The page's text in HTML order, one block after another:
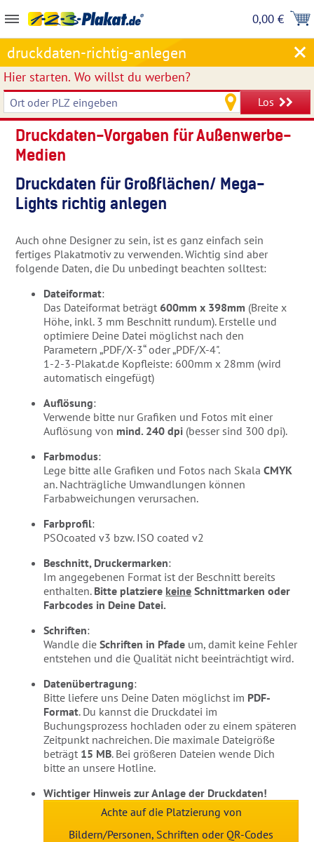
0,00 €
druckdaten-richtig-anlegen
Hier starten. Wo willst du werben?
Los
Druckdaten-Vorgaben für Außenwerbe-
Medien
Druckdaten für Großflächen/ Mega-
Lights richtig anlegen
Auch ohne Designer zu sein, ist es ganz einfach sein
fertiges Plakatmotiv zu verwenden. Wichtig sind aber
folgende Daten, die Du unbedingt beachten solltest:
Dateiformat:
Das Dateiformat beträgt 600mm x 398mm (Breite x
Höhe, inkl. 3 mm Beschnitt rundum). Erstelle und
optimiere Deine Datei möglichst nach den
Parametern „PDF/X-3“ oder „PDF/X-4".
1-2-3-Plakat.de Kopfleiste: 600mm x 28mm (wird
automatisch eingefügt)
Auflösung:
Verwende bitte nur Grafiken und Fotos mit einer
Auflösung von mind. 240 dpi (besser sind 300 dpi).
Farbmodus:
Lege bitte alle Grafiken und Fotos nach SkalaCMYK
an. Nachträgliche Umwandlungen können
Farbabweichungen verursachen.
Farbprofil:
PSOcoated v3 bzw. ISO coated v2
Beschnitt, Druckermarken:
Im angegebenen Format ist der Beschnitt bereits
enthalten. Bitte platziere keine Schnittmarken oder
Farbcodes in Deine Datei.
Schriften:
Wandle dieSchriften in Pfade um, damit keine Fehler
entstehen und die Qualität nicht beeinträchtigt wird.
Datenübertragung:
Bitte liefere uns Deine Daten möglichst im PDF-
Format. Du kannst die Druckdatei im
Buchungsprozess hochladen oder zu einem späteren
Zeitpunkt nachreichen. Die maximale Dateigröße
beträgt 15 MB. Bei größeren Dateien wende Dich
bitte an unsere Hotline.
Wichtiger Hinweis zur Anlage der Druckdaten!
Achte auf die Platzierung von
Bildern/Personen, Schriften oder QR-Codes